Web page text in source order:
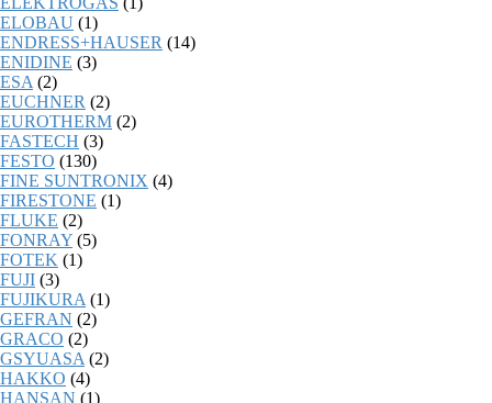
ELOBAU (1)
ENDRESS+HAUSER (14)
ENIDINE (3)
ESA (2)
EUCHNER (2)
EUROTHERM (2)
FASTECH (3)
FESTO (130)
FINE SUNTRONIX (4)
FIRESTONE (1)
FLUKE (2)
FONRAY (5)
FOTEK (1)
FUJI (3)
FUJIKURA (1)
GEFRAN (2)
GRACO (2)
GSYUASA (2)
HAKKO (4)
HANSAN (1)